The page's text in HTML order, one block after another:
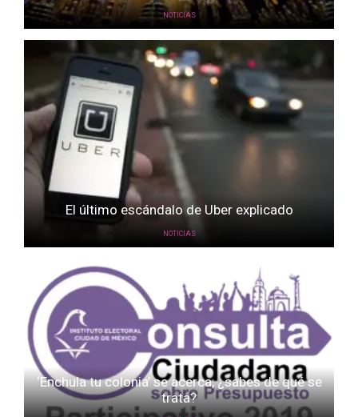
NOTICIAS
El último escándalo de Uber explicado
NOTICIAS
‘Enchula tu colonia’ se acerca, ¿sabes de qué se
trata?